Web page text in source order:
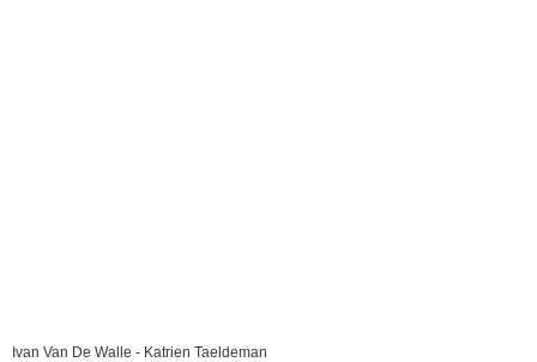
Ivan Van De Walle - Katrien Taeldeman